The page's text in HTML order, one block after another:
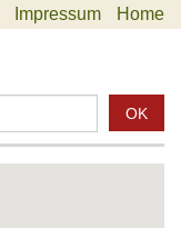
Impressum Home
OK